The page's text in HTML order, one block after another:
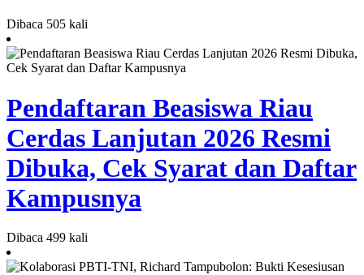
Dibaca 505 kali
Pendaftaran Beasiswa Riau
Cerdas Lanjutan 2026 Resmi
Dibuka, Cek Syarat dan Daftar
Kampusnya
Dibaca 499 kali